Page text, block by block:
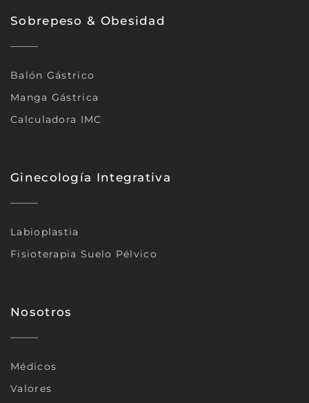
Sobrepeso & Obesidad
Balón Gástrico
Manga Gástrica
Calculadora IMC
Ginecología Integrativa
Labioplastia
Fisioterapia Suelo Pélvico
Nosotros
Médicos
Valores